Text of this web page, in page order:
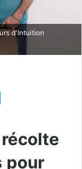
d'Intuition
pour